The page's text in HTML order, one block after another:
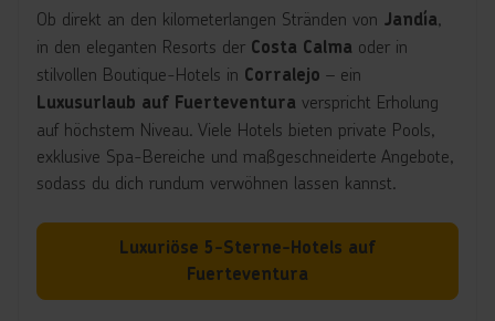
Ob direkt an den kilometerlangen Stränden von Jandía,
in den eleganten Resorts der Costa Calma oder in
stilvollen Boutique-Hotels in Corralejo – ein
Luxusurlaub auf Fuerteventura verspricht Erholung
auf höchstem Niveau. Viele Hotels bieten private Pools,
exklusive Spa-Bereiche und maßgeschneiderte Angebote,
sodass du dich rundum verwöhnen lassen kannst.
Luxuriöse 5-Sterne-Hotels auf
Fuerteventura